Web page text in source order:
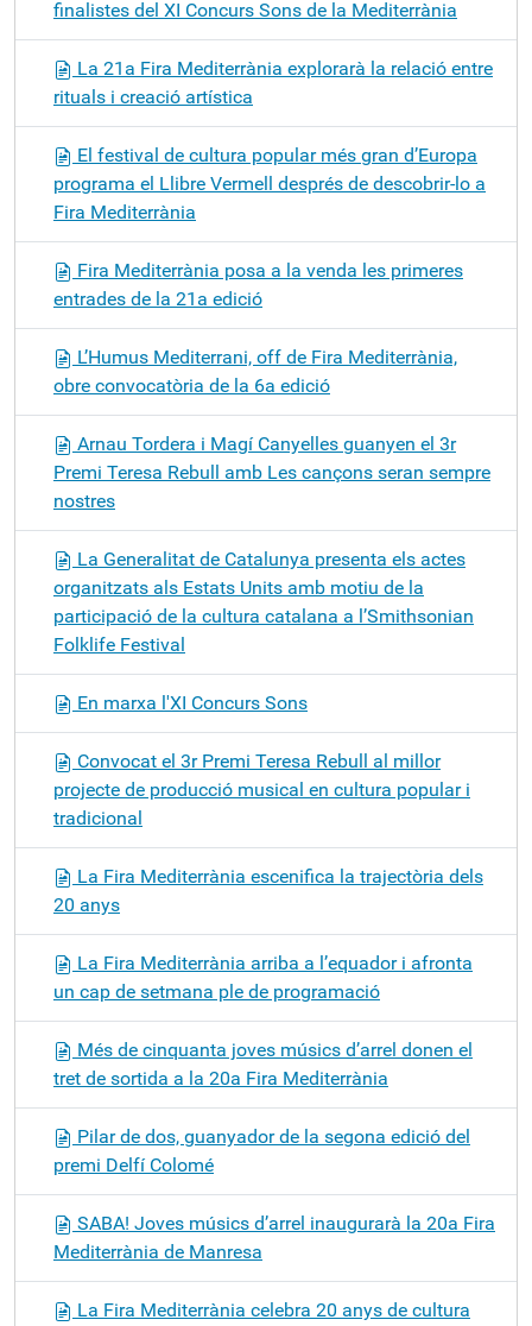
finalistes del XI Concurs Sons de la Mediterrània
La 21a Fira Mediterrània explorarà la relació entre
rituals i creació artística
El festival de cultura popular més gran d’Europa
programa el Llibre Vermell després de descobrir-lo a
Fira Mediterrània
Fira Mediterrània posa a la venda les primeres
entrades de la 21a edició
L’Humus Mediterrani, off de Fira Mediterrània,
obre convocatòria de la 6a edició
Arnau Tordera i Magí Canyelles guanyen el 3r
Premi Teresa Rebull amb Les cançons seran sempre
nostres
La Generalitat de Catalunya presenta els actes
organitzats als Estats Units amb motiu de la
participació de la cultura catalana a l’Smithsonian
Folklife Festival
En marxa l'XI Concurs Sons
Convocat el 3r Premi Teresa Rebull al millor
projecte de producció musical en cultura popular i
tradicional
La Fira Mediterrània escenifica la trajectòria dels
20 anys
La Fira Mediterrània arriba a l’equador i afronta
un cap de setmana ple de programació
Més de cinquanta joves músics d’arrel donen el
tret de sortida a la 20a Fira Mediterrània
Pilar de dos, guanyador de la segona edició del
premi Delfí Colomé
SABA! Joves músics d’arrel inaugurarà la 20a Fira
Mediterrània de Manresa
La Fira Mediterrània celebra 20 anys de cultura